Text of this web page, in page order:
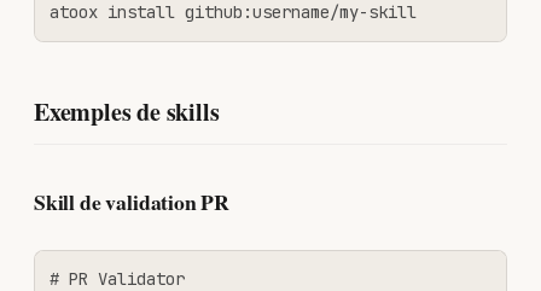
atoox install github:username/my-skill
Exemples de skills
Skill de validation PR
# PR Validator